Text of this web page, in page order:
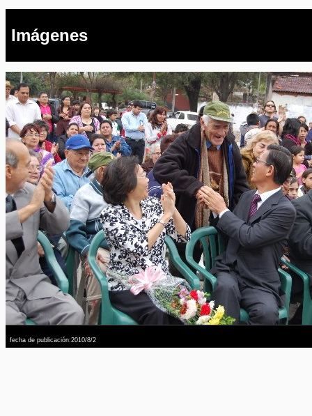
Imágenes
fecha de publicación:2010/8/2